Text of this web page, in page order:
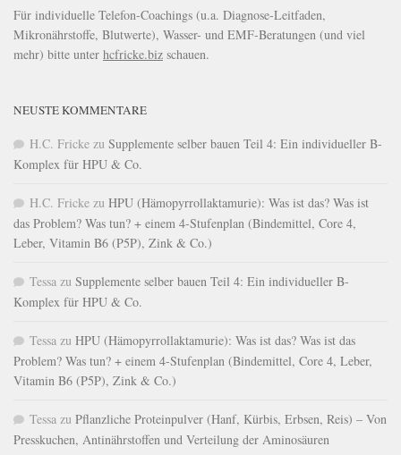
Für individuelle Telefon-Coachings (u.a. Diagnose-Leitfaden,
Mikronährstoffe, Blutwerte), Wasser- und EMF-Beratungen (und viel
mehr) bitte unter hcfricke.biz schauen.
NEUSTE KOMMENTARE
H.C. Fricke zu Supplemente selber bauen Teil 4: Ein individueller B-
Komplex für HPU & Co.
H.C. Fricke zu HPU (Hämopyrrollaktamurie): Was ist das? Was ist
das Problem? Was tun? + einem 4-Stufenplan (Bindemittel, Core 4,
Leber, Vitamin B6 (P5P), Zink & Co.)
Tessa zu Supplemente selber bauen Teil 4: Ein individueller B-
Komplex für HPU & Co.
Tessa zu HPU (Hämopyrrollaktamurie): Was ist das? Was ist das
Problem? Was tun? + einem 4-Stufenplan (Bindemittel, Core 4, Leber,
Vitamin B6 (P5P), Zink & Co.)
Tessa zu Pflanzliche Proteinpulver (Hanf, Kürbis, Erbsen, Reis) – Von
Presskuchen, Antinährstoffen und Verteilung der Aminosäuren